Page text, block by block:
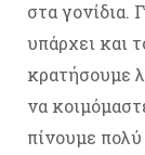
στα γονίδια.
υπάρχει και
κρατήσουμε
να
πίνουμε